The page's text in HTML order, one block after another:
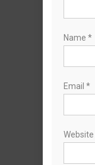
Name *
Email *
Website